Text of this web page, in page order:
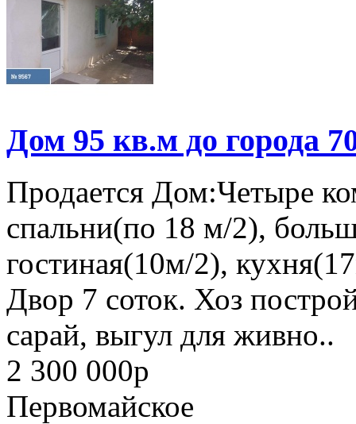
Дом 95 кв.м до города
Продается Дом:Четыре
спальни(по 18 м/2),
гостиная(10м/2),
Двор 7 соток. Хоз
сарай, выгул для живно..
2 300 000p
Первомайское